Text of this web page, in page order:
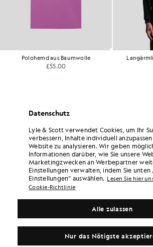
Polohemd aus Baumwolle
£55.00
Datenschutz
Lyle & Scott verwendet Cookies, um Ihr
verbessern, Inhalte individuell
Website zu analysieren. Wir geben
Informationen darüber, wie Sie unsere
Marketingzwecken an Werbepartner
Einstellungen verwalten, indem Sie unten
Einstellungen“ auswählen. Lesen Sie hier
Cookie-Richtlinie
Nur das Nötigste
Alle zulassen